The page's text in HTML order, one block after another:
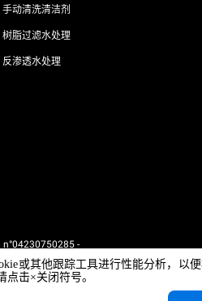
手动清洗清洁剂
树脂过滤水处理
反渗透水处理
n°04230750285 -
或其他跟踪工具进行性能分析，
点击×关闭符号。